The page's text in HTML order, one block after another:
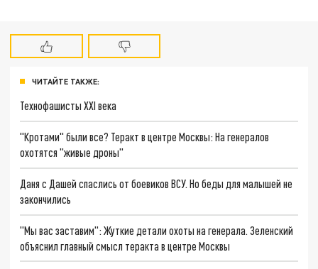
ЧИТАЙТЕ ТАКЖЕ:
Технофашисты XXI века
"Кротами" были все? Теракт в центре Москвы: На генералов
охотятся "живые дроны"
Даня с Дашей спаслись от боевиков ВСУ. Но беды для малышей не
закончились
"Мы вас заставим": Жуткие детали охоты на генерала. Зеленский
объяснил главный смысл теракта в центре Москвы